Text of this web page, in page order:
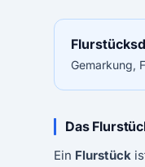
Gemarkung,
Das
Ein Flurstück